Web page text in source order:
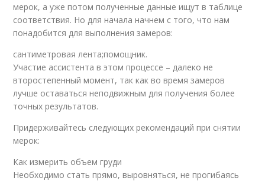
мерок, а уже потом полученные данные ищут в таблице
соответствия. Но для начала начнем с того, что нам
понадобится для выполнения замеров:
сантиметровая лента;помощник.
Участие ассистента в этом процессе – далеко не
второстепенный момент, так как во время замеров
лучше оставаться неподвижным для получения более
точных результатов.
Придерживайтесь следующих рекомендаций при снятии
мерок:
Как измерить объем груди
Необходимо стать прямо, выровняться, не прогибаясь